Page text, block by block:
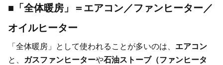
■「全体暖房」＝エアコン／ファンヒーター／
オイルヒーター
「全体暖房」として使われることが多いのは、 エアコン
と、 ガスファンヒーターや石油ストーブ（ファンヒータ